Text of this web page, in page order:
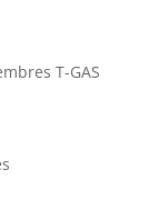
T-GAS